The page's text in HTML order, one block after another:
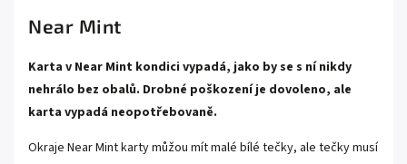
Near Mint
Karta v Near Mint kondici vypadá, jako by se s ní nikdy
nehrálo bez obalů. Drobné poškození je dovoleno, ale
karta vypadá neopotřebovaně.
Okraje Near Mint karty můžou mít malé bílé tečky, ale tečky musí